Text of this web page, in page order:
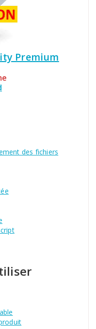
Premium
des fichiers